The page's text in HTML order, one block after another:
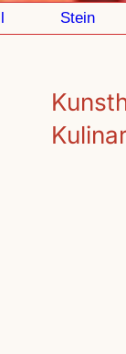
Stein